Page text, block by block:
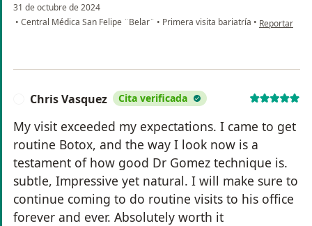
31 de octubre de 2024
• Central Médica San Felipe ¨Belar¨ • Primera visita bariatría • en opinión
Reportar
Chris Vasquez Cita verificada
My visit exceeded my expectations. I came to get
routine Botox, and the way I look now is a
testament of how good Dr Gomez technique is.
subtle, Impressive yet natural. I will make sure to
continue coming to do routine visits to his office
forever and ever. Absolutely worth it